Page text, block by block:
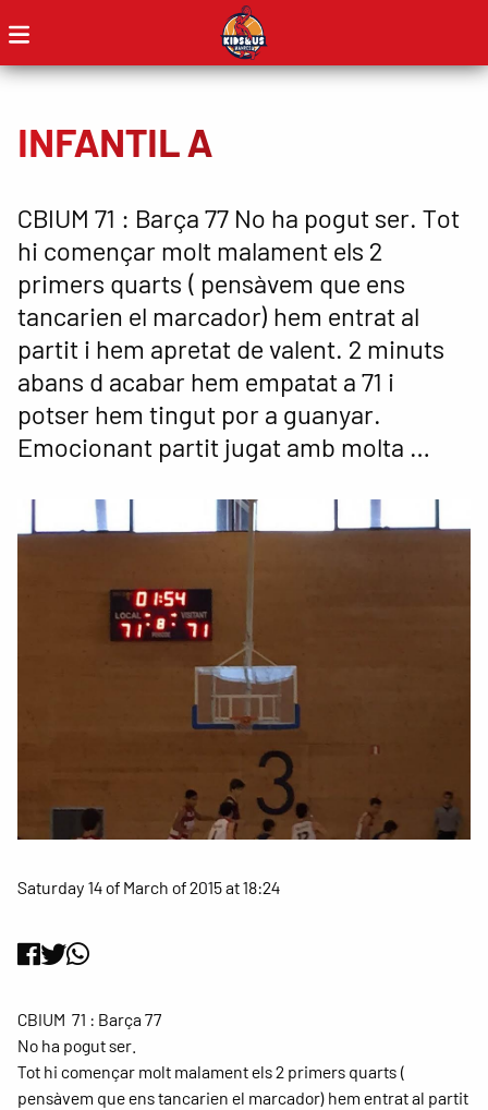
INFANTIL A
CBIUM 71 : Barça 77 No ha pogut ser. Tot
hi començar molt malament els 2
primers quarts ( pensàvem que ens
tancarien el marcador) hem entrat al
partit i hem apretat de valent. 2 minuts
abans d acabar hem empatat a 71 i
potser hem tingut por a guanyar.
Emocionant partit jugat amb molta …
Saturday 14 of March of 2015 at 18:24
CBIUM 71 : Barça 77
No ha pogut ser.
Tot hi començar molt malament els 2 primers quarts (
pensàvem que ens tancarien el marcador) hem entrat al partit